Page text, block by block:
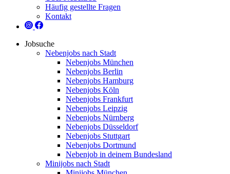
Häufig gestellte Fragen
Kontakt
Jobsuche
Nebenjobs nach Stadt
Nebenjobs München
Nebenjobs Berlin
Nebenjobs Hamburg
Nebenjobs Köln
Nebenjobs Frankfurt
Nebenjobs Leipzig
Nebenjobs Nürnberg
Nebenjobs Düsseldorf
Nebenjobs Stuttgart
Nebenjobs Dortmund
Nebenjob in deinem Bundesland
Minijobs nach Stadt